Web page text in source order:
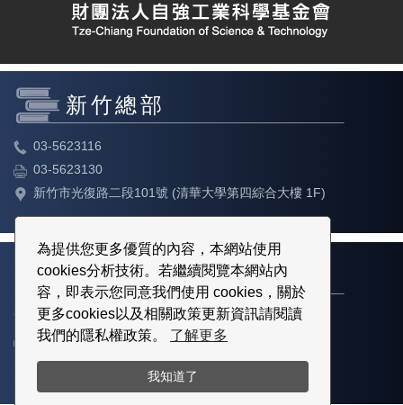
為提供您更多優質的內容，本網站使用
cookies分析技術。若繼續閱覽本網站內
容，即表示您同意我們使用 cookies，關於
更多cookies以及相關政策更新資訊請閱讀
我們的隱私權政策。 了解更多
我知道了
新竹總部
03-5623116
03-5623130
新竹市光復路二段101號 (清華大學第四綜合大樓 1F)
台北教育中心
02-23113316
02-23113317
台北市中正區博愛路80號3樓